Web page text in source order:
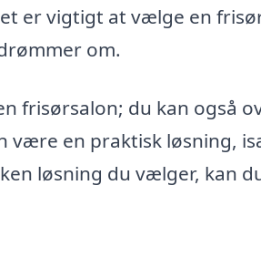
er vigtigt at vælge en
om.
frisørsalon; du kan også
være en praktisk løsning,
løsning du vælger, kan